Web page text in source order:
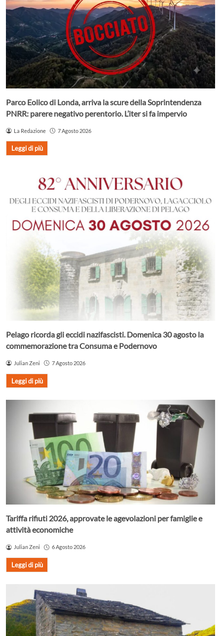
Parco Eolico di Londa, arriva la scure della Soprintendenza
PNRR: parere negativo perentorio. L’iter si fa impervio
La Redazione 7 Agosto 2026
Leggi di più
Pelago ricorda gli eccidi nazifascisti. Domenica 30 agosto la
commemorazione tra Consuma e Podernovo
Julian Zeni 7 Agosto 2026
Leggi di più
Tariffa rifiuti 2026, approvate le agevolazioni per famiglie e
attività economiche
Julian Zeni 6 Agosto 2026
Leggi di più